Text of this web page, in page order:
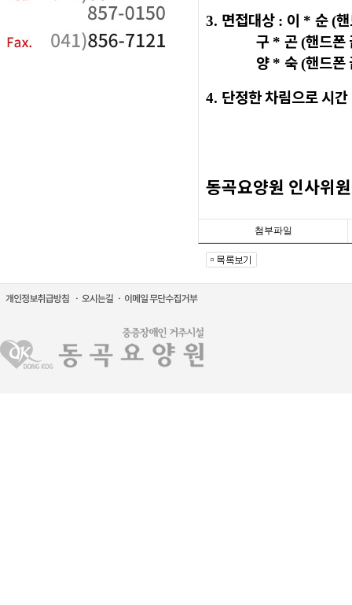
3. 면접대상 : 이 * 순(
구 * 곤(핸드폰
양 * 숙(핸드폰
4. 단정한 차림으로 시
동곡요양원 인사위
첨부파일